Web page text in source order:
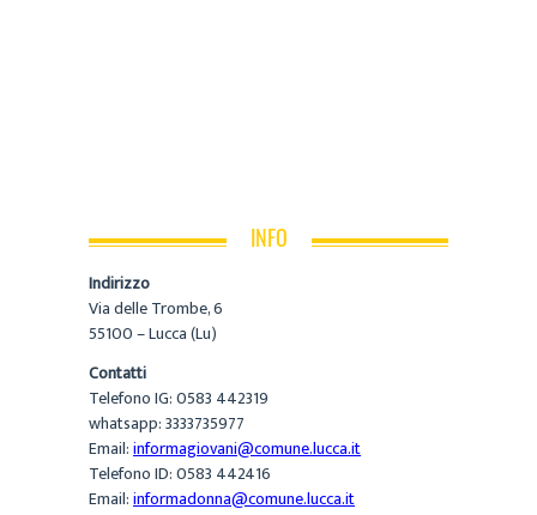
INFO
Indirizzo
Via delle Trombe, 6
55100 – Lucca (Lu)
Contatti
Telefono IG: 0583 442319
whatsapp: 3333735977
Email:informagiovani@comune.lucca.it
Telefono ID: 0583 442416
Email:informadonna@comune.lucca.it